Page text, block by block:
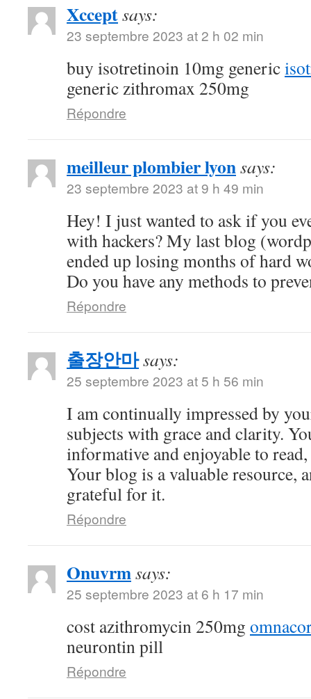
Xcceptsays:
23 septembre 2023 at 2 h 02 min
buy isotretinoin 10mg generic
generic zithromax 250mg
Répondre
meilleur plombier lyonsays:
23 septembre 2023 at 9 h 49 min
Hey! I just wanted to ask if you
with hackers? My last blog
ended up losing months of hard
Do you have any methods to
Répondre
출장안마says:
25 septembre 2023 at 5 h 56 min
I am continually impressed by
subjects with grace and clarity.
informative and enjoyable to
Your blog is a valuable resource,
grateful for it.
Répondre
Onuvrmsays:
25 septembre 2023 at 6 h 17 min
cost azithromycin 250mg
neurontin pill
Répondre